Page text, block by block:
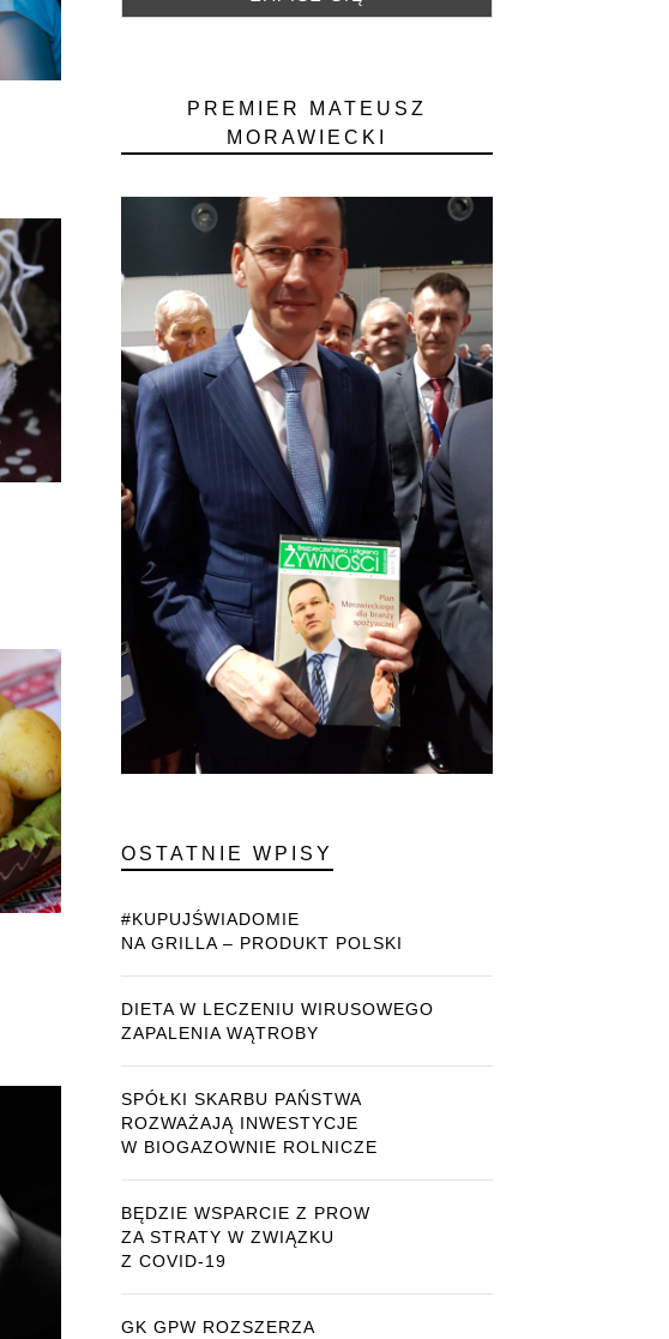
PREMIER MATEUSZ
MORAWIECKI
OSTATNIE WPISY
#KUPUJŚWIADOMIE
NA GRILLA – PRODUKT POLSKI
DIETA W LECZENIU WIRUSOWEGO
ZAPALENIA WĄTROBY
SPÓŁKI SKARBU PAŃSTWA
ROZWAŻAJĄ INWESTYCJE
W BIOGAZOWNIE ROLNICZE
BĘDZIE WSPARCIE Z PROW
ZA STRATY W ZWIĄZKU
Z COVID-19
GK GPW ROZSZERZA